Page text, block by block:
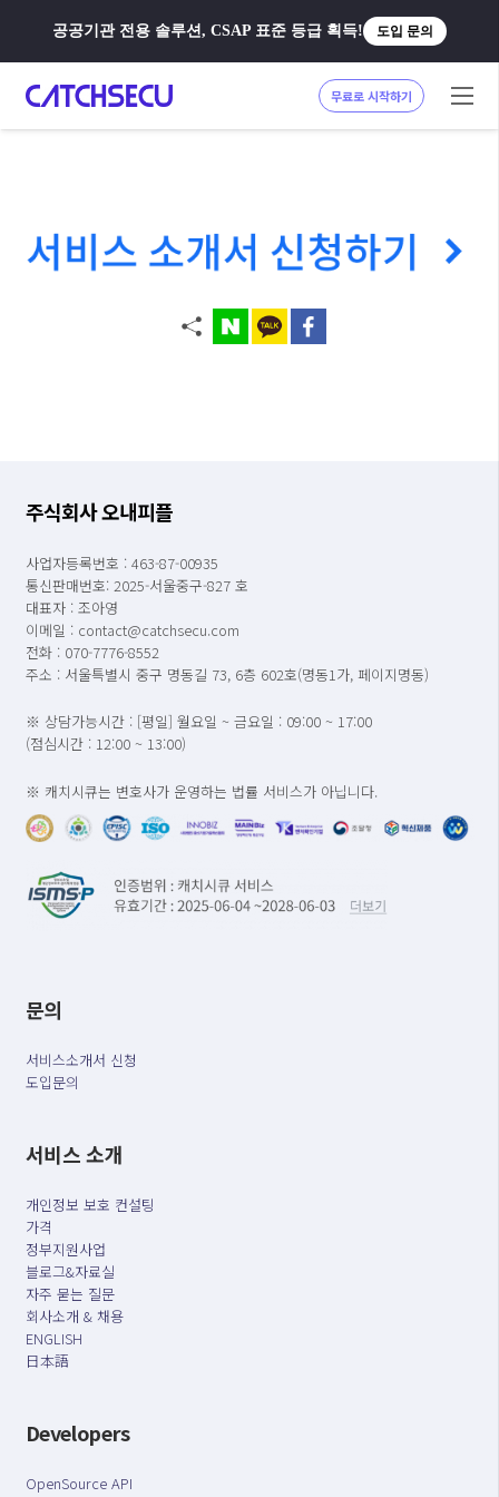
공공기관 전용 솔루션, CSAP 표준 등급 획득! 도입 문의
무료로 시작하기
주식회사 오내피플
사업자등록번호 : 463-87-00935
통신판매번호: 2025-서울중구-827 호
대표자 : 조아영
이메일 : contact@catchsecu.com
전화 : 070-7776-8552
주소 : 서울특별시 중구 명동길 73, 6층 602호(명동1가, 페이지명동)
※ 상담가능시간 : [평일] 월요일 ~ 금요일 : 09:00 ~ 17:00
(점심시간 : 12:00 ~ 13:00)
※ 캐치시큐는 변호사가 운영하는 법률 서비스가 아닙니다.
문의
서비스소개서 신청
도입문의
서비스 소개
개인정보 보호 컨설팅
가격
정부지원사업
블로그&자료실
자주 묻는 질문
회사소개 & 채용
ENGLISH
日本語
Developers
OpenSource API